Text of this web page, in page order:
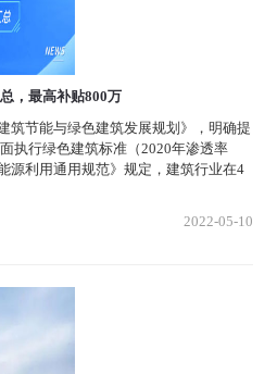
，最高补贴800万
筑节能与绿色建筑发展规划》，明确提
执行绿色建筑标准（2020年渗透率
源利用通用规范》规定，建筑行业在4
2022-05-10